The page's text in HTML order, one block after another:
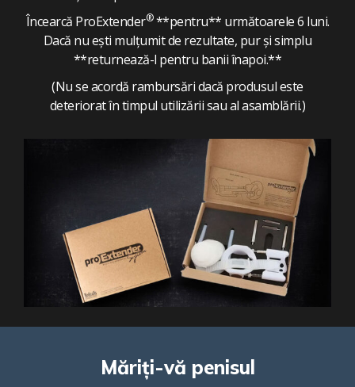
Încearcă ProExtender®**pentru** următoarele 6 luni.
Dacă nu ești mulțumit de rezultate, pur și simplu
**returnează-l pentru banii înapoi.**
(Nu se acordă rambursări dacă produsul este
deteriorat în timpul utilizării sau al asamblării.)
Măriți-vă penisul